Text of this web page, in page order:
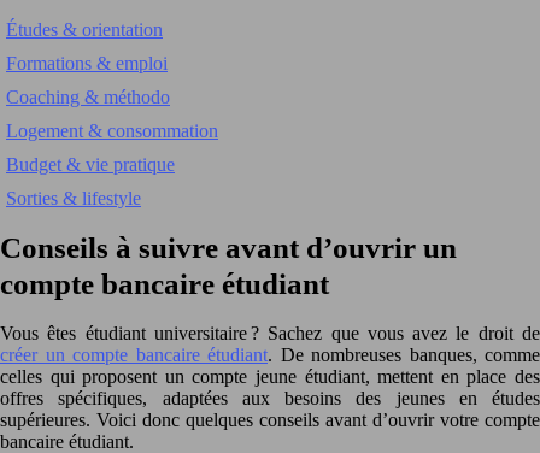
Études & orientation
Formations & emploi
Coaching & méthodo
Logement & consommation
Budget & vie pratique
Sorties & lifestyle
Conseils à suivre avant d’ouvrir un
compte bancaire étudiant
Vous êtes étudiant universitaire ? Sachez que vous avez le droit de
créer un compte bancaire étudiant. De nombreuses banques, comme
celles qui proposent un compte jeune étudiant, mettent en place des
offres spécifiques, adaptées aux besoins des jeunes en études
supérieures. Voici donc quelques conseils avant d’ouvrir votre compte
bancaire étudiant.